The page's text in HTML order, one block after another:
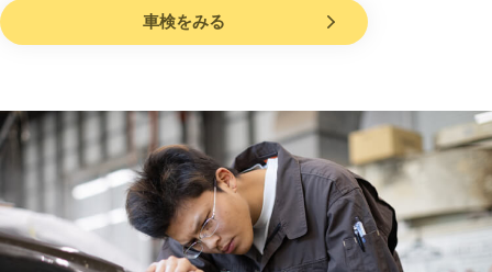
車検をみる